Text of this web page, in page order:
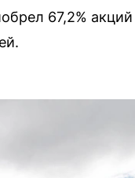
67,2% акций